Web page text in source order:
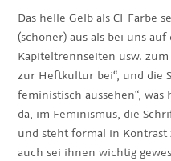
Das helle Gelb als CI-Farbe
(schöner) aus als bei uns
Kapiteltrennseiten usw. zum
zur Heftkultur bei“, und die
feministisch aussehen“, was
da, im Feminismus, die
und steht formal in
auch sei ihnen wichtig